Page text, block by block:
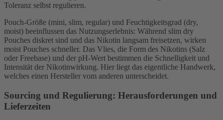
Toleranz selbst regulieren.
Pouch-Größe (mini, slim, regular) und Feuchtigkeitsgrad (dry,
moist) beeinflussen das Nutzungserlebnis: Während slim dry
Pouches diskret sind und das Nikotin langsam freisetzen, wirken
moist Pouches schneller. Das Vlies, die Form des Nikotins (Salz
oder Freebase) und der pH-Wert bestimmen die Schnelligkeit und
Intensität der Nikotinwirkung. Hier liegt das eigentliche Handwerk,
welches einen Hersteller vom anderen unterscheidet.
Sourcing und Regulierung: Herausforderungen und
Lieferzeiten